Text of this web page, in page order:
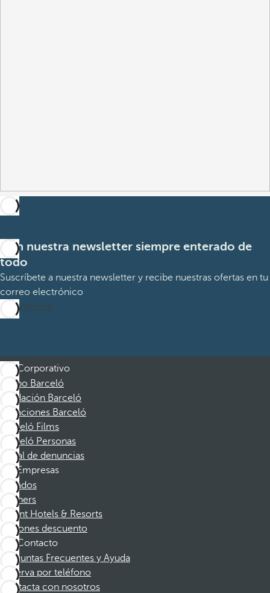
Con nuestra newsletter siempre enterado de
todo
Suscríbete a nuestra newsletter y recibe nuestras ofertas en tu
correo electrónico
Suscribirme
Corporativo
Grupo Barceló
Fundación Barceló
Vacaciones Barceló
Barceló Films
Barceló Personas
Canal de denuncias
Empresas
Afiliados
Partners
Dorint Hotels & Resorts
Cupones descuento
Contacto
Preguntas Frecuentes y Ayuda
Reserva por teléfono
Contacta con nosotros